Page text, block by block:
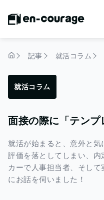
記事 就活コラム
就活コラム
面接の際に「テン
就活が始まると、意外と
評価を落としてしまい、
カーで人事担当者、そし
にお話を伺いました！